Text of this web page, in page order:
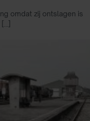
omdat zij ontslagen is